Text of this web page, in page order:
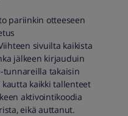
pariinkin otteeseen
sivuilta kaikista
jälkeen kirjauduin
tunnareilla takaisin
kautta kaikki tallenteet
aktivointikoodia
eikä auttanut.